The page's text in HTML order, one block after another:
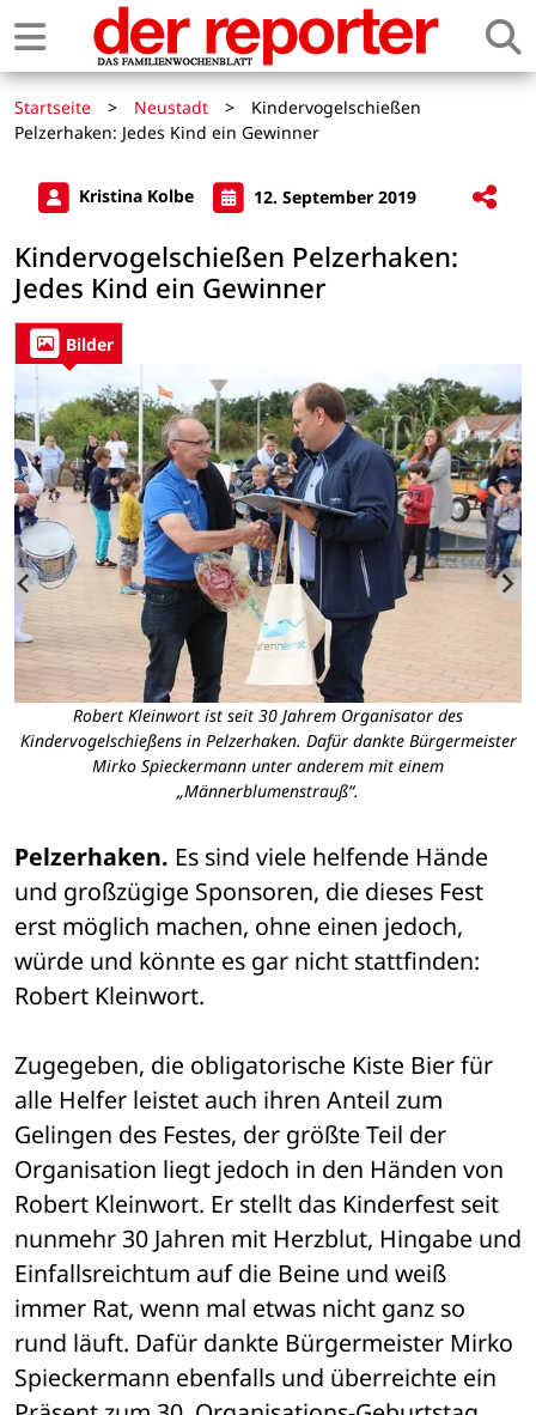
Startseite > Neustadt >
Kindervogelschießen
Pelzerhaken: Jedes Kind ein Gewinner
Kristina Kolbe 12. September 2019
Kindervogelschießen Pelzerhaken:
Jedes Kind ein Gewinner
Bilder
Robert Kleinwort ist seit 30 Jahrem Organisator des
Kindervogelschießens in Pelzerhaken. Dafür dankte Bürgermeister
Mirko Spieckermann unter anderem mit einem
„Männerblumenstrauß“.
Pelzerhaken. Es sind viele helfende Hände
und großzügige Sponsoren, die dieses Fest
erst möglich machen, ohne einen jedoch,
würde und könnte es gar nicht stattfinden:
Robert Kleinwort.
Zugegeben, die obligatorische Kiste Bier für
alle Helfer leistet auch ihren Anteil zum
Gelingen des Festes, der größte Teil der
Organisation liegt jedoch in den Händen von
Robert Kleinwort. Er stellt das Kinderfest seit
nunmehr 30 Jahren mit Herzblut, Hingabe und
Einfallsreichtum auf die Beine und weiß
immer Rat, wenn mal etwas nicht ganz so
rund läuft. Dafür dankte Bürgermeister Mirko
Spieckermann ebenfalls und überreichte ein